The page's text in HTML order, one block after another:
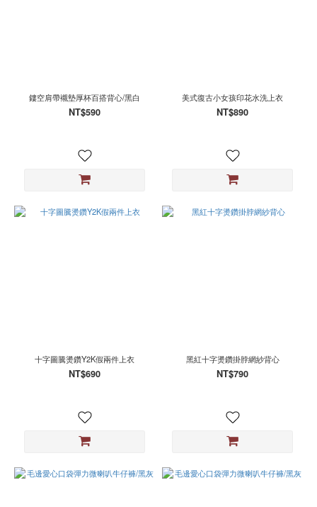
鏤空肩帶襯墊厚杯百搭背心/黑白
NT$590
美式復古小女孩印花水洗上衣
NT$890
十字圖騰燙鑽Y2K假兩件上衣
NT$690
黑紅十字燙鑽掛脖網紗背心
NT$790